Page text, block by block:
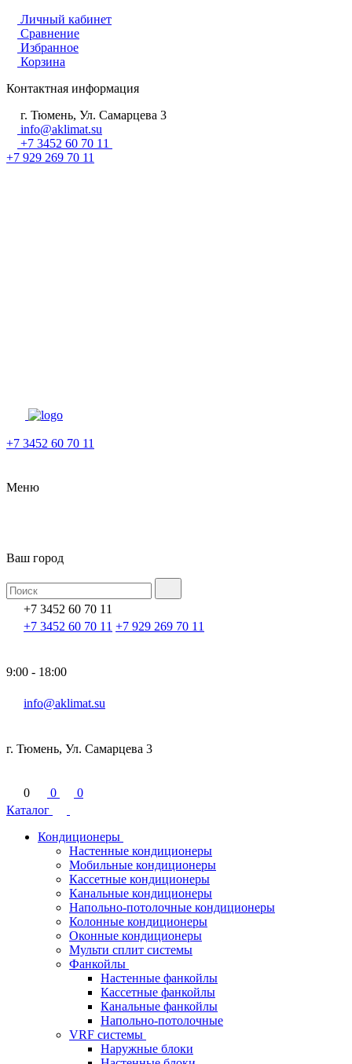
Личный кабинет
Сравнение
Избранное
Корзина
Контактная информация
г. Тюмень, Ул. Самарцева 3
info@aklimat.su
+7 3452 60 70 11
+7 929 269 70 11
+7 3452 60 70 11
Меню
Ваш город
+7 3452 60 70 11
+7 3452 60 70 11 +7 929 269 70 11
9:00 - 18:00
info@aklimat.su
г. Тюмень, Ул. Самарцева 3
0 0
0
Каталог
Кондиционеры
Настенные кондиционеры
Мобильные кондиционеры
Кассетные кондиционеры
Канальные кондиционеры
Напольно-потолочные кондиционеры
Колонные кондиционеры
Оконные кондиционеры
Мульти сплит системы
Фанкойлы
Настенные фанкойлы
Кассетные фанкойлы
Канальные фанкойлы
Напольно-потолочные
VRF системы
Наружные блоки